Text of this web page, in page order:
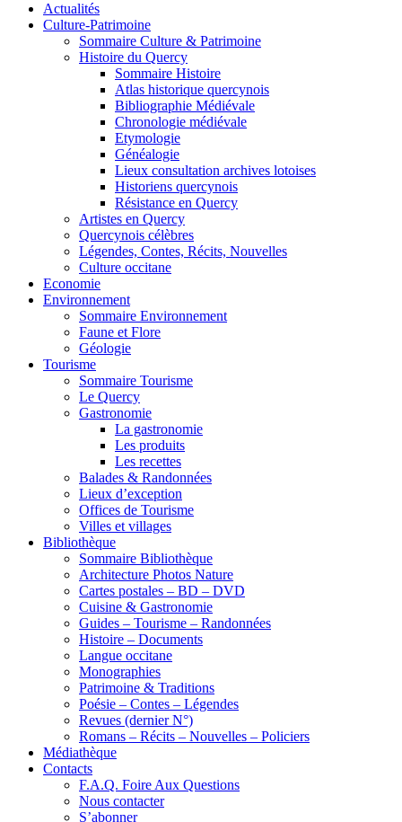
Actualités
Culture-Patrimoine
Sommaire Culture & Patrimoine
Histoire du Quercy
Sommaire Histoire
Atlas historique quercynois
Bibliographie Médiévale
Chronologie médiévale
Etymologie
Généalogie
Lieux consultation archives lotoises
Historiens quercynois
Résistance en Quercy
Artistes en Quercy
Quercynois célèbres
Légendes, Contes, Récits, Nouvelles
Culture occitane
Economie
Environnement
Sommaire Environnement
Faune et Flore
Géologie
Tourisme
Sommaire Tourisme
Le Quercy
Gastronomie
La gastronomie
Les produits
Les recettes
Balades & Randonnées
Lieux d’exception
Offices de Tourisme
Villes et villages
Bibliothèque
Sommaire Bibliothèque
Architecture Photos Nature
Cartes postales – BD – DVD
Cuisine & Gastronomie
Guides – Tourisme – Randonnées
Histoire – Documents
Langue occitane
Monographies
Patrimoine & Traditions
Poésie – Contes – Légendes
Revues (dernier N°)
Romans – Récits – Nouvelles – Policiers
Médiathèque
Contacts
F.A.Q. Foire Aux Questions
Nous contacter
S’abonner